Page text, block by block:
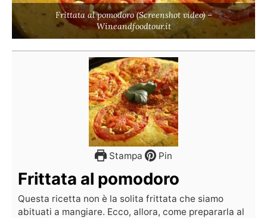
Frittata al pomodoro (Screenshot video) –
Wineandfoodtour.it
Stampa Pin
Frittata al pomodoro
Questa ricetta non è la solita frittata che siamo
abituati a mangiare. Ecco, allora, come prepararla al